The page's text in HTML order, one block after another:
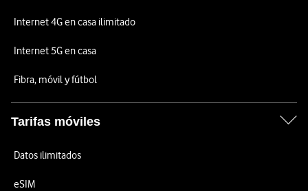
Internet 4G en casa ilimitado
Internet 5G en casa
Fibra, móvil y fútbol
Tarifas móviles
Datos ilimitados
eSIM